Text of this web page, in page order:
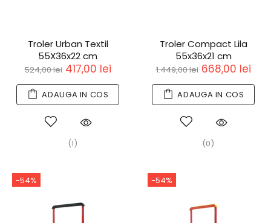
Troler Urban Textil
55X36x22 cm
524,00 lei 417,00 lei
ADAUGA IN COS
(1)
Troler Compact Lila
55x36x21 cm
1.449,00 lei 668,00 lei
ADAUGA IN COS
(0)
-54% -54%